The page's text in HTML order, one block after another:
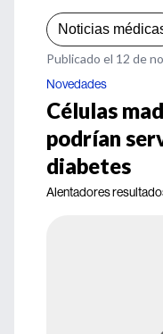
Noticias
Publicado el 12 de
Novedades
Células
podrían
diabetes
Alentadores